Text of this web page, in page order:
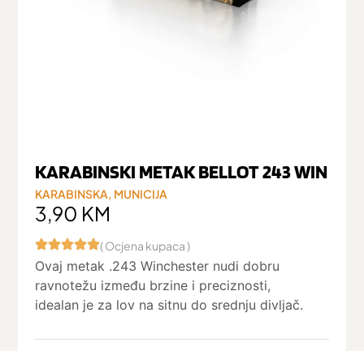
KARABINSKI METAK BELLOT 243 WIN
KARABINSKA, MUNICIJA
3,90 KM
( Ocjena kupaca )
Ovaj metak .243 Winchester nudi dobru
ravnotežu između brzine i preciznosti,
idealan je za lov na sitnu do srednju divljač.